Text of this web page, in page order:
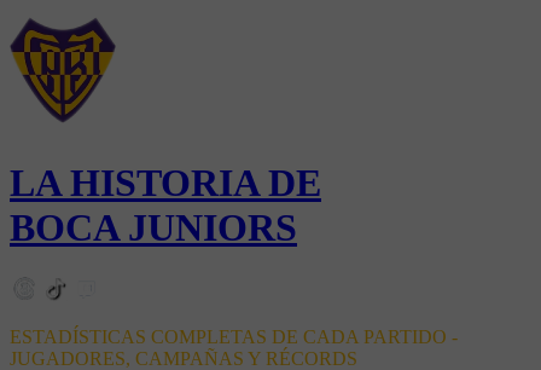
LA HISTORIA DE
BOCA JUNIORS
ESTADÍSTICAS COMPLETAS DE CADA PARTIDO -
JUGADORES, CAMPAÑAS Y RÉCORDS